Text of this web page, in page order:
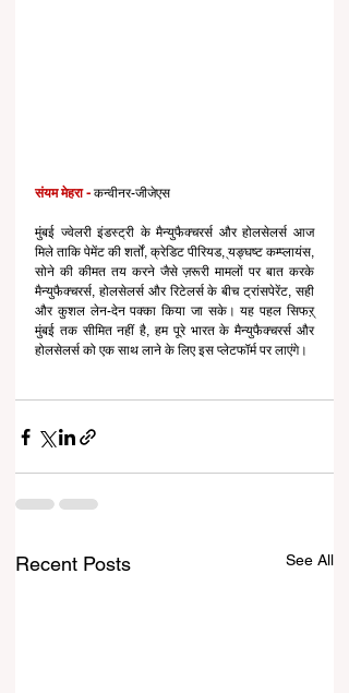
संयम मेहरा - कन्वीनर-जीजेएस
मुंबई ज्वेलरी इंडस्ट्री के मैन्युफैक्चरर्स और होलसेलर्स आज
मिले ताकि पेमेंट की शर्तों, क्रेडिट पीरियड, ्यङ्घष्ट कम्प्लायंस,
सोने की कीमत तय करने जैसे ज़रूरी मामलों पर बात करके
मैन्युफैक्चरर्स, होलसेलर्स और रिटेलर्स के बीच ट्रांसपेरेंट, सही
और कुशल लेन-देन पक्का किया जा सके। यह पहल सिफऱ्
मुंबई तक सीमित नहीं है, हम पूरे भारत के मैन्युफैक्चरर्स और
होलसेलर्स को एक साथ लाने के लिए इस प्लेटफॉर्म पर लाएंगे।
Recent Posts See All